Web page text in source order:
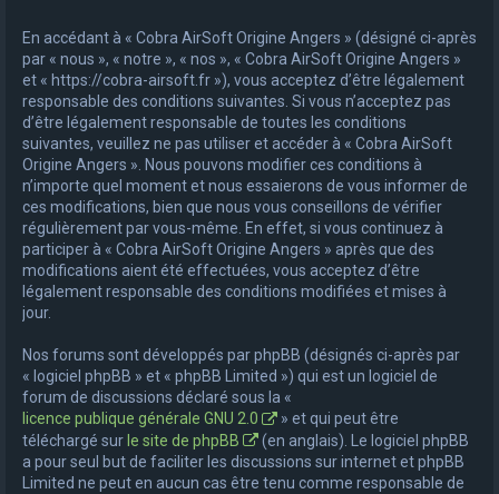
En accédant à « Cobra AirSoft Origine Angers » (désigné ci-après
par « nous », « notre », « nos », « Cobra AirSoft Origine Angers »
et « https://cobra-airsoft.fr »), vous acceptez d’être légalement
responsable des conditions suivantes. Si vous n’acceptez pas
d’être légalement responsable de toutes les conditions
suivantes, veuillez ne pas utiliser et accéder à « Cobra AirSoft
Origine Angers ». Nous pouvons modifier ces conditions à
n’importe quel moment et nous essaierons de vous informer de
ces modifications, bien que nous vous conseillons de vérifier
régulièrement par vous-même. En effet, si vous continuez à
participer à « Cobra AirSoft Origine Angers » après que des
modifications aient été effectuées, vous acceptez d’être
légalement responsable des conditions modifiées et mises à
jour.
Nos forums sont développés par phpBB (désignés ci-après par
« logiciel phpBB » et « phpBB Limited ») qui est un logiciel de
forum de discussions déclaré sous la «
licence publique générale GNU 2.0
» et qui peut être
téléchargé surle site de phpBB
(en anglais). Le logiciel phpBB
a pour seul but de faciliter les discussions sur internet et phpBB
Limited ne peut en aucun cas être tenu comme responsable de